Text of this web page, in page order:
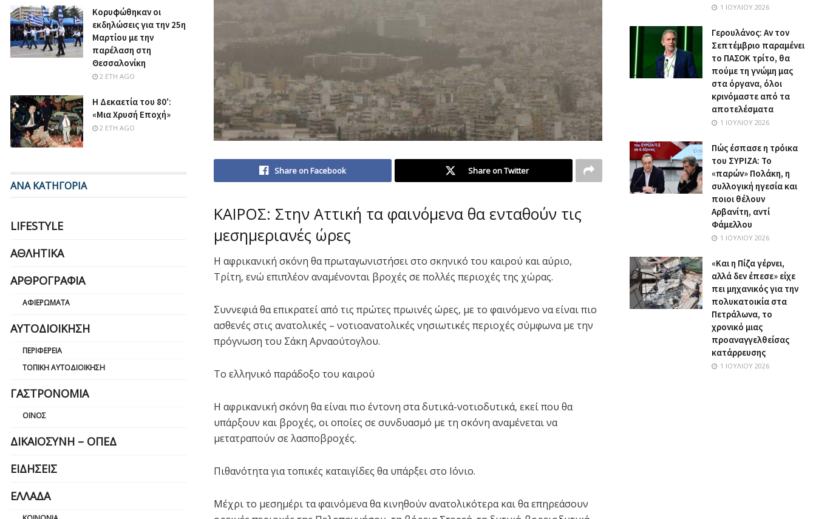
Share on Facebook Share on Twitter
ΚΑΙΡΟΣ: Στην Αττική τα φαινόμενα θα ενταθούν τις
μεσημεριανές ώρες
Η αφρικανική σκόνη θα πρωταγωνιστήσει στο σκηνικό του καιρού και αύριο,
Τρίτη, ενώ επιπλέον αναμένονται βροχές σε πολλές περιοχές της χώρας.
Συννεφιά θα επικρατεί από τις πρώτες πρωινές ώρες, με το φαινόμενο να είναι πιο
ασθενές στις ανατολικές – νοτιοανατολικές νησιωτικές περιοχές σύμφωνα με την
πρόγνωση του Σάκη Αρναούτογλου.
Το ελληνικό παράδοξο του καιρού
Η αφρικανική σκόνη θα είναι πιο έντονη στα δυτικά-νοτιοδυτικά, εκεί που θα
υπάρξουν και βροχές, οι οποίες σε συνδυασμό με τη σκόνη αναμένεται να
μετατραπούν σε λασποβροχές.
Πιθανότητα για τοπικές καταιγίδες θα υπάρξει στο Ιόνιο.
Μέχρι το μεσημέρι τα φαινόμενα θα κινηθούν ανατολικότερα και θα επηρεάσουν
Κορυφώθηκαν οι
εκδηλώσεις για την 25η
Μαρτίου με την
παρέλαση στη
Θεσσαλονίκη
2 ΈΤΗ AGO
Η Δεκαετία του 80′:
«Μια Χρυσή Εποχή»
2 ΈΤΗ AGO
ΑΝΑ ΚΑΤΗΓΟΡΙΑ
LIFESTYLE
ΑΘΛΗΤΙΚΆ
ΑΡΘΡΟΓΡΑΦΊΑ
ΑΦΙΕΡΏΜΑΤΑ
ΑΥΤΟΔΙΟΊΚΗΣΗ
ΠΕΡΙΦΈΡΕΙΑ
ΤΟΠΙΚΉ ΑΥΤΟΔΙΟΊΚΗΣΗ
ΓΑΣΤΡΟΝΟΜΊΑ
ΟΊΝΟΣ
ΔΙΚΑΙΟΣΎΝΗ – ΟΠΕΔ
ΕΙΔΉΣΕΙΣ
ΕΛΛΆΔΑ
1 ΙΟΥΛΊΟΥ 2026
Γερουλάνος: Αν τον
Σεπτέμβριο παραμένει
το ΠΑΣΟΚ τρίτο, θα
πούμε τη γνώμη μας
στα όργανα, όλοι
κρινόμαστε από τα
αποτελέσματα
1 ΙΟΥΛΊΟΥ 2026
Πώς έσπασε η τρόικα
του ΣΥΡΙΖΑ: Το
«παρών» Πολάκη, η
συλλογική ηγεσία και
ποιοι θέλουν
Αρβανίτη, αντί
Φάμελλου
1 ΙΟΥΛΊΟΥ 2026
«Και η Πίζα γέρνει,
αλλά δεν έπεσε» είχε
πει μηχανικός για την
πολυκατοικία στα
Πετράλωνα, το
χρονικό μιας
προαναγγελθείσας
κατάρρευσης
1 ΙΟΥΛΊΟΥ 2026